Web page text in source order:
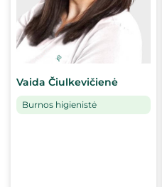
Vaida Čiulkevičienė
Burnos higienistė